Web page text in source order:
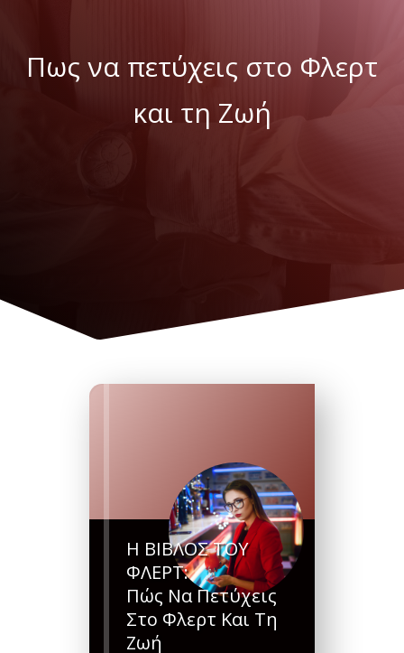
Πως να πετύχεις στο Φλερτ
και τη Ζωή
Η ΒΙΒΛΟΣ ΤΟΥ
ΦΛΕΡΤ:
Πώς Να Πετύχεις
Στο Φλερτ Και Τη
Ζωή